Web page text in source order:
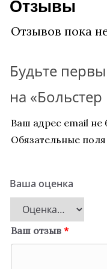
Отзывы
Отзывов пока
Будьте
на
Ваш адрес email не
Обязательные
Ваша оценка
Ваш отзыв *